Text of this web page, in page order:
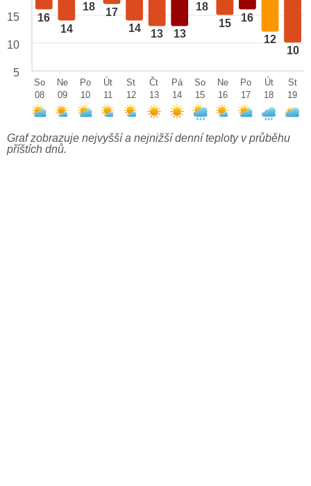
16
14
18 17
14 13 13
18
15 16
12
10
15
10
5
So
08
Ne
09
Po
10
Út
11
St
12
Čt
13
Pá
14
So
15
Ne
16
Po
17
Út
18
St
19
Graf zobrazuje nejvyšší a nejnižší denní teploty v průběhu
příštích dnů.